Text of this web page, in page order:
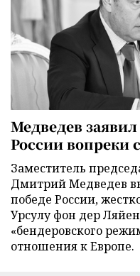
Медведев
России вопреки
Заместитель
Дмитрий Медведев
победе России,
Урсулу фон дер
«бендеровского
отношения к Европе.